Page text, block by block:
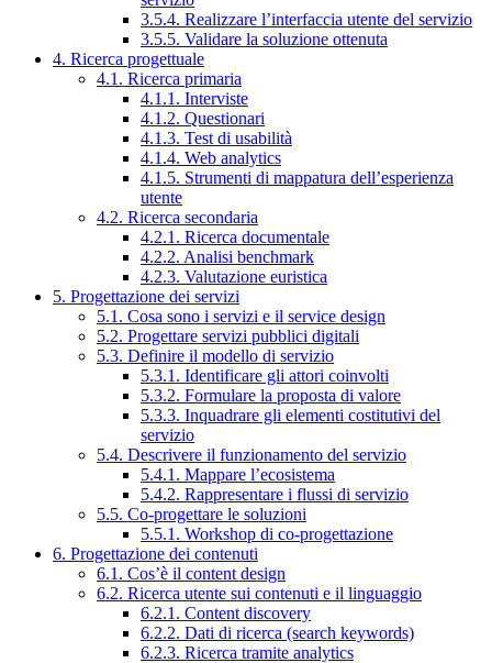
3.5.4. Realizzare l’interfaccia utente del servizio
3.5.5. Validare la soluzione ottenuta
4. Ricerca progettuale
4.1. Ricerca primaria
4.1.1. Interviste
4.1.2. Questionari
4.1.3. Test di usabilità
4.1.4. Web analytics
4.1.5. Strumenti di mappatura dell’esperienza
utente
4.2. Ricerca secondaria
4.2.1. Ricerca documentale
4.2.2. Analisi benchmark
4.2.3. Valutazione euristica
5. Progettazione dei servizi
5.1. Cosa sono i servizi e il service design
5.2. Progettare servizi pubblici digitali
5.3. Definire il modello di servizio
5.3.1. Identificare gli attori coinvolti
5.3.2. Formulare la proposta di valore
5.3.3. Inquadrare gli elementi costitutivi del
servizio
5.4. Descrivere il funzionamento del servizio
5.4.1. Mappare l’ecosistema
5.4.2. Rappresentare i flussi di servizio
5.5. Co-progettare le soluzioni
5.5.1. Workshop di co-progettazione
6. Progettazione dei contenuti
6.1. Cos’è il content design
6.2. Ricerca utente sui contenuti e il linguaggio
6.2.1. Content discovery
6.2.2. Dati di ricerca (search keywords)
6.2.3. Ricerca tramite analytics